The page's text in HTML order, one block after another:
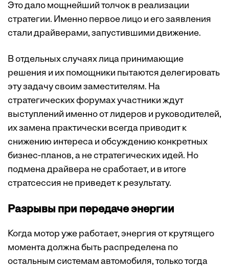
Это дало мощнейший толчок в реализации
стратегии. Именно первое лицо и его заявления
стали драйверами, запустившими движение.
В отдельных случаях лица принимающие
решения и их помощники пытаются делегировать
эту задачу своим заместителям. На
стратегических форумах участники ждут
выступлений именно от лидеров и руководителей,
их замена практически всегда приводит к
снижению интереса и обсуждению конкретных
бизнес-планов, а не стратегических идей. Но
подмена драйвера не сработает, и в итоге
стратсессия не приведет к результату.
Разрывы при передаче энергии
Когда мотор уже работает, энергия от крутящего
момента должна быть распределена по
остальным системам автомобиля, только тогда